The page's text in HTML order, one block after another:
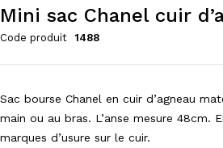
Mini sac Chanel cuir
Code produit 1488
Sac bourse Chanel en cuir d’agneau
main ou au bras. L’anse mesure 48cm.
marques d’usure sur le cuir.